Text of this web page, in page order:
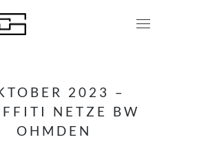
2023 –
NETZE BW
OHMDEN